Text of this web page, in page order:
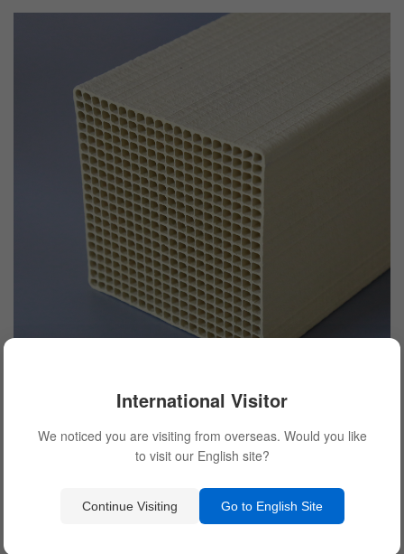
的粉尘（它包括燃料燃烧后的飞灰和未燃烧的完全炭
二氧化硫，这是燃料中的硫燃烧后生成的污染物，随
International Visitor
We noticed you are visiting from overseas. Would you like
to visit our English site?
Continue Visiting Go to English Site